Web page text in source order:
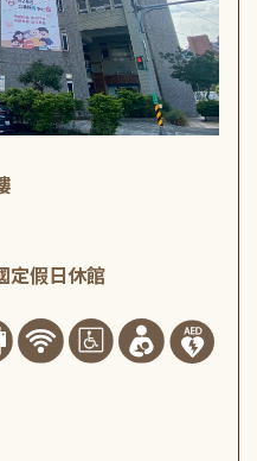
定假日休館